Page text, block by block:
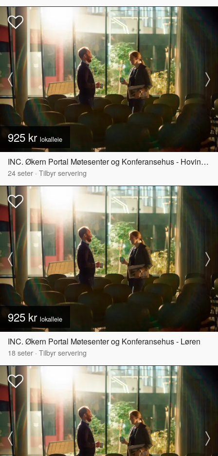
925 kr lokalleie
INC. Økern Portal Møtesenter og Konferansehus - Hovinbyen
24seter · Tilbyr servering
925 kr lokalleie
INC. Økern Portal Møtesenter og Konferansehus - Løren
18seter · Tilbyr servering